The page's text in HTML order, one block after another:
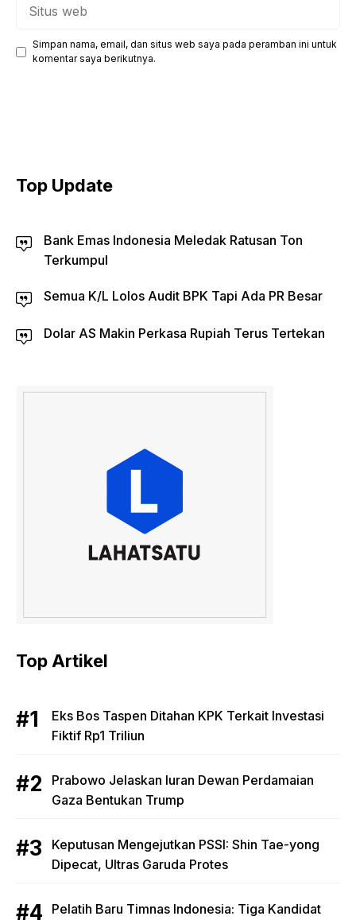
Simpan nama, email, dan situs web saya pada peramban ini untuk
komentar saya berikutnya.
Top Update
Bank Emas Indonesia Meledak Ratusan Ton
Terkumpul
Semua K/L Lolos Audit BPK Tapi Ada PR Besar
Dolar AS Makin Perkasa Rupiah Terus Tertekan
Top Artikel
Eks Bos Taspen Ditahan KPK Terkait Investasi
Fiktif Rp1 Triliun
Prabowo Jelaskan Iuran Dewan Perdamaian
Gaza Bentukan Trump
Keputusan Mengejutkan PSSI: Shin Tae-yong
Dipecat, Ultras Garuda Protes
Pelatih Baru Timnas Indonesia: Tiga Kandidat